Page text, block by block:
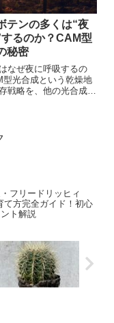
テンの多くは“夜
るのか？CAM型
秘密
なぜ夜に呼吸するの
型光合成という乾燥地
戦略を、他の光合成と
フリードリッヒィ
て方完全ガイド！初心
ト解説